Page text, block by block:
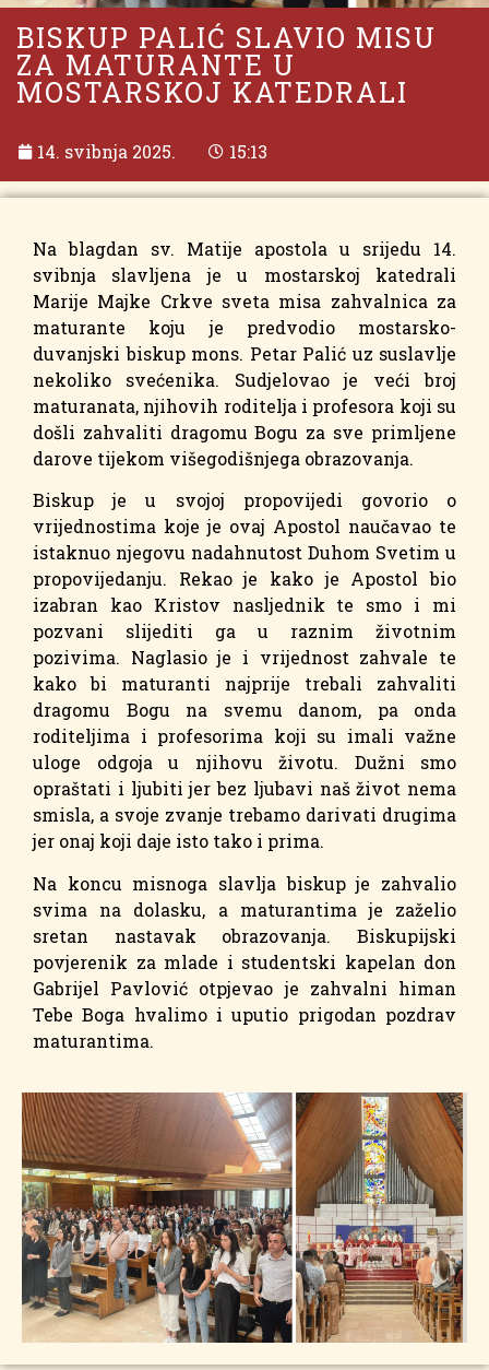
BISKUP PALIĆ SLAVIO MISU
ZA MATURANTE U
MOSTARSKOJ KATEDRALI
14. svibnja 2025. 15:13
Na blagdan sv. Matije apostola u srijedu 14.
svibnja slavljena je u mostarskoj katedrali
Marije Majke Crkve sveta misa zahvalnica za
maturante koju je predvodio mostarsko-
duvanjski biskup mons. Petar Palić uz suslavlje
nekoliko svećenika. Sudjelovao je veći broj
maturanata, njihovih roditelja i profesora koji su
došli zahvaliti dragomu Bogu za sve primljene
darove tijekom višegodišnjega obrazovanja.
Biskup je u svojoj propovijedi govorio o
vrijednostima koje je ovaj Apostol naučavao te
istaknuo njegovu nadahnutost Duhom Svetim u
propovijedanju. Rekao je kako je Apostol bio
izabran kao Kristov nasljednik te smo i mi
pozvani slijediti ga u raznim životnim
pozivima. Naglasio je i vrijednost zahvale te
kako bi maturanti najprije trebali zahvaliti
dragomu Bogu na svemu danom, pa onda
roditeljima i profesorima koji su imali važne
uloge odgoja u njihovu životu. Dužni smo
opraštati i ljubiti jer bez ljubavi naš život nema
smisla, a svoje zvanje trebamo darivati drugima
jer onaj koji daje isto tako i prima.
Na koncu misnoga slavlja biskup je zahvalio
svima na dolasku, a maturantima je zaželio
sretan nastavak obrazovanja. Biskupijski
povjerenik za mlade i studentski kapelan don
Gabrijel Pavlović otpjevao je zahvalni himan
Tebe Boga hvalimo i uputio prigodan pozdrav
maturantima.